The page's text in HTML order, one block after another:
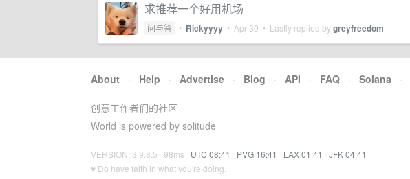
求推荐一个好用机场
问与答 • Rickyyyy • Apr 30 • Lastly replied bygreyfreedom
About · Help · Advertise · Blog · API · FAQ · Solana ·
创意工作者们的社区
World is powered by solitude
VERSION: 3.9.8.5 · 98ms · UTC 08:41 · PVG 16:41 · LAX 01:41 · JFK 04:41
♥ Do have faith in what you're doing.